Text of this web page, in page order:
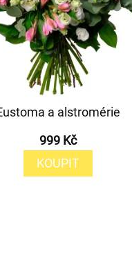
a alstromérie
999 Kč
KOUPIT